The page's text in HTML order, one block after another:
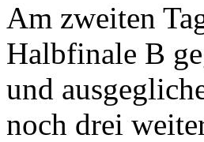
Am zweiten
Halbfinale B
und
noch drei